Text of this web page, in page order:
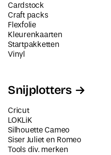
Cardstock
Craft packs
Flexfolie
Kleurenkaarten
Startpakketten
Vinyl
Snijplotters
Cricut
LOKLiK
Silhouette Cameo
Siser Juliet en Romeo
Tools div. merken